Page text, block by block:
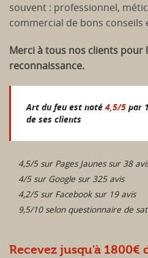
souvent : professionnel,
commercial de bons conseils
Merci à tous nos clients pour
reconnaissance.
Art du feu est noté 4,5/5 par
de ses clients
4,5/5 sur Pages Jaunes sur 38
4/5 sur Google sur 325 avis
4,2/5 sur Facebook sur 19 avis
9,5/10 selon questionnaire de
Recevez jusqu'à 1800€